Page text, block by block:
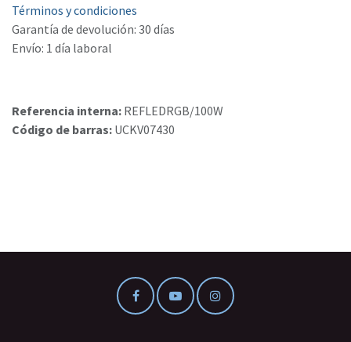
Términos y condiciones
Garantía de devolución: 30 días
Envío: 1 día laboral
Referencia interna: REFLEDRGB/100W
Código de barras: UCKV07430